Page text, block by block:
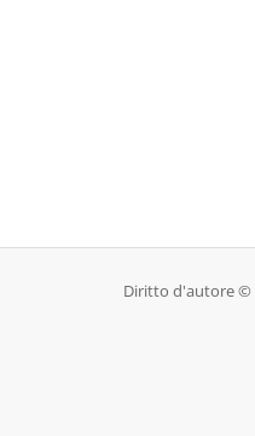
Diritto d'autore ©